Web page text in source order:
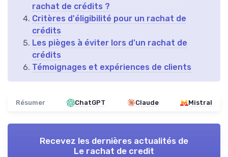
rachat de crédits ?
Critères d'éligibilité pour un rachat de
crédits
Les pièges à éviter lors d'un rachat de
crédits
Témoignages et expériences de clients
Résumer ChatGPT Claude Mistral
Recevez les dernières actualités de
Le rachat de credit